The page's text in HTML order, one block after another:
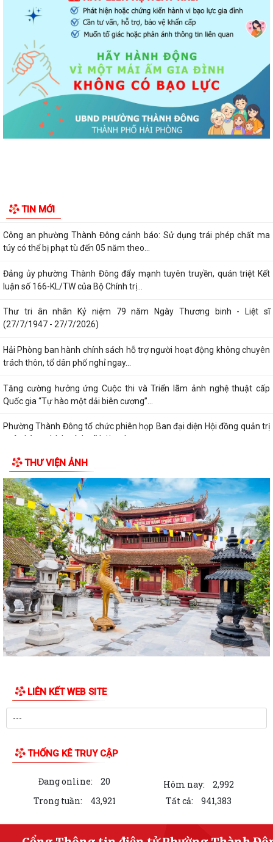
TIN MỚI
Tăng cường các giải pháp đấu tranh, ngăn chặn và xử lý hành vi xâm
phạm quyền sở hữu trí tuệ trên...
Ủy ban nhân dân phường Thành Đông thông báo về việc chấm dứt
hoạt động kinh doanh tại Chợ tạm Chi...
Đảng ủy phường Thành Đông đẩy mạnh tuyên truyền, thực hiện Nghị
quyết số 27-NQ/TW về xây dựng và...
Phường Thành Đông tăng cương phân loại chất thải rắn sinh hoạt tại
nguồn: Hành động nhỏ, ý nghĩa...
cứu, học tập, quán triệt và triển...
Công an phường Thành Đông cảnh báo: Sử dụng trái phép chất ma
túy có thể bị phạt tù đến 05 năm theo...
Đảng ủy phường Thành Đông đẩy mạnh tuyên truyền, quán triệt Kết
luận số 166-KL/TW của Bộ Chính trị...
Thư tri ân nhân Kỷ niệm 79 năm Ngày Thương binh - Liệt sĩ
(27/7/1947 - 27/7/2026)
Hải Phòng ban hành chính sách hỗ trợ người hoạt động không chuyên
trách thôn, tổ dân phố nghỉ ngay...
Tăng cường hưởng ứng Cuộc thi và Triển lãm ảnh nghệ thuật cấp
Quốc gia “Tự hào một dải biên cương”...
Phường Thành Đông tổ chức phiên họp Ban đại diện Hội đồng quản trị
ngân hàng chính sách xã hội quý...
Hơn 1.600 đoàn viên, người lao động trên địa bàn phường Thành Đông
tham gia bữa cơm công đoàn
Đảng ủy phường Thành Đông tổ chức lớp bồi dưỡng Lý luận chính trị
hè năm 2026 cho đội ngũ giáo viên
Phường Thành Đông tri ân Người có công
Công an phường Thành Đông dâng hương tại Di tích Nhà tù Hải Dương
nhân kỷ niệm 79 năm Ngày Thương...
Phường Thành Đông tri ân các gia đình chính sách nhân dịp 27/7
Phường Thành Đông tổ chức chương trình "Bữa cơm công đoàn"
chăm lo cho đoàn viện, người lao động
Phường Thành Đông long trọng tổ chức Lễ thắp nến tri ân các anh
hùng liệt sĩ
nước nhớ nguồn"
Ủy ban nhân dân phường Thành Đông ban hành Quyết định thu hồi
đất thực hiện Dự án Cầu qua sông Bến...
bàn phường Thành Đông,...
THƯ VIỆN ẢNH
LIÊN KẾT WEB SITE
THỐNG KÊ TRUY CẬP
Đang online: 20 Hôm nay:
2,992
Trong tuần:
43,921 Tất cả: 941,383